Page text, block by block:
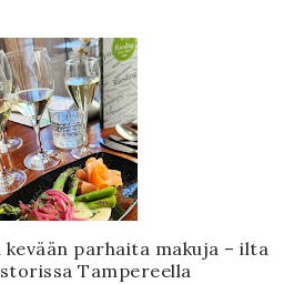
kevään parhaita makuja – ilta
Tampereella